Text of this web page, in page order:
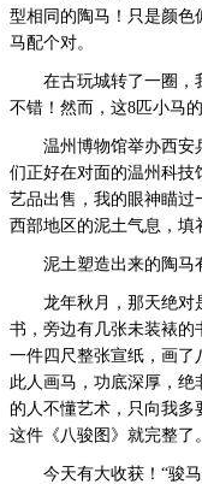
型相同的陶马！只是颜色
马配个对。
在古玩城转了一圈，我
不错！然而，这8匹小马
温州博物馆举办西安兵
们正好在对面的温州科技
艺品出售，我的眼神瞄过
西部地区的泥土气息，填
泥土塑造出来的陶马有
龙年秋月，那天绝对是
书，旁边有几张未装裱的
一件四尺整张宣纸，画了
此人画马，功底深厚，
的人不懂艺术，只向我多
这件《八骏图》就完整了
今天有大收获！“骏马